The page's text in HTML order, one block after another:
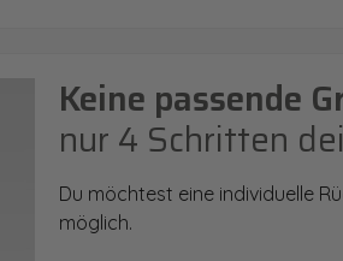
Keine passende
nur 4 Schritten
Du möchtest eine individuelle
möglich.